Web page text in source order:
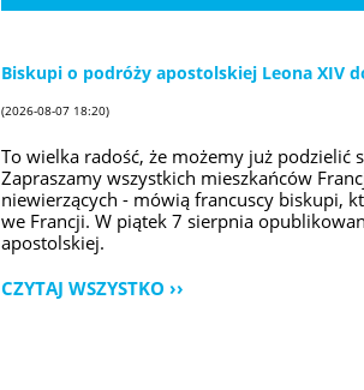
Biskupi o podróży apostolskiej Leona XIV
(2026-08-07 18:20)
To wielka radość, że możemy już podzielić
Zapraszamy wszystkich mieszkańców
niewierzących - mówią francuscy biskupi,
we Francji. W piątek 7 sierpnia
apostolskiej.
CZYTAJ WSZYSTKO